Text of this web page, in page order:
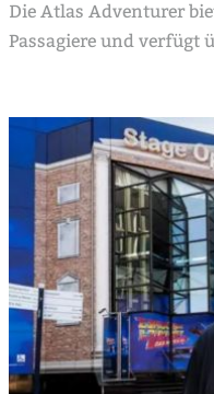
Die Atlas Adventurer
Passagiere und verfügt